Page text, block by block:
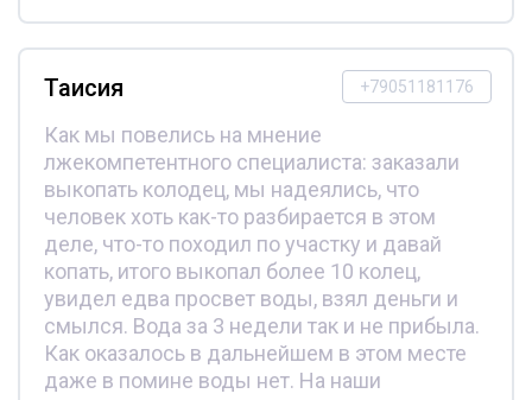
+79051181176
Таисия
Как мы повелись на мнение
лжекомпетентного специалиста: заказали
выкопать колодец, мы надеялись, что
человек хоть как-то разбирается в этом
деле, что-то походил по участку и давай
копать, итого выкопал более 10 колец,
увидел едва просвет воды, взял деньги и
смылся. Вода за 3 недели так и не прибыла.
Как оказалось в дальнейшем в этом месте
даже в помине воды нет. На наши